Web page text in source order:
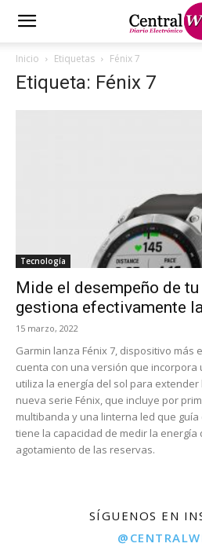
Inicio Etiquetas Fénix 7
Etiqueta: Fénix 7
Tecnología
Mide el desempeño de
gestiona efectivamente
15 marzo, 2022
Garmin lanza Fénix 7, dispositivo más
cuenta con una versión que incorpora
utiliza la energía del sol para
nueva serie Fénix, que incluye por
multibanda y una linterna led que
tiene la capacidad de medir la
agotamiento de las reservas.
SÍGUENOS EN